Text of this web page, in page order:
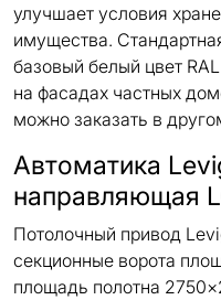
улучшает условия
имущества.
базовый белый цвет
на фасадах частных
можно заказать в
Автоматика
направляющая
Потолочный привод
секционные ворота
площадь полотна